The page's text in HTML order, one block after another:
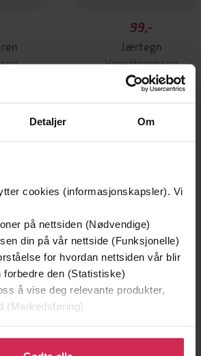
Detaljer Om
cookies (informasjonskapsler). Vi
på nettsiden (Nødvendige)
din på vår nettside (Funksjonelle)
for hvordan nettsiden vår blir
den (Statistiske)
å vise deg relevante produkter,
(Markedsføring)
for å gi oss ditt samtykke til å
99,-
Jærtegn
Vera Henriksen
LYDBOK
Premium